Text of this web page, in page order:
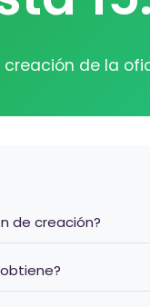
creación de la
de creación?